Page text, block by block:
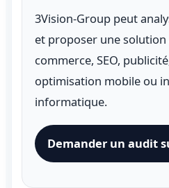
3Vision-Group peut
et proposer une solution
commerce, SEO,
optimisation mobile ou
informatique.
Demander un audit